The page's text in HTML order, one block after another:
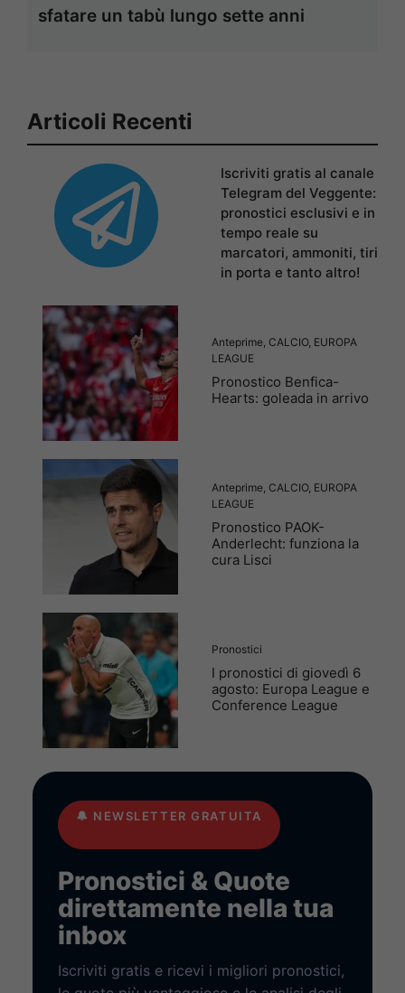
sfatare un tabù lungo sette anni
Articoli Recenti
Iscriviti gratis al canale
Telegram del Veggente:
pronostici esclusivi e in
tempo reale su
marcatori, ammoniti, tiri
in porta e tanto altro!
Anteprime, CALCIO, EUROPA
LEAGUE
Pronostico Benfica-
Hearts: goleada in arrivo
Anteprime, CALCIO, EUROPA
LEAGUE
Pronostico PAOK-
Anderlecht: funziona la
cura Lisci
Pronostici
I pronostici di giovedì 6
agosto: Europa League e
Conference League
🔔 NEWSLETTER GRATUITA
Pronostici & Quote
direttamente nella tua
inbox
Iscriviti gratis e ricevi i migliori pronostici,